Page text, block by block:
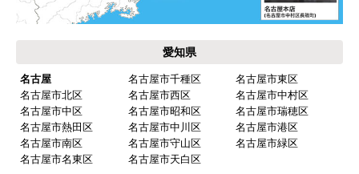
愛知県
名古屋 名古屋市千種区
名古屋市東区
名古屋市北区
名古屋市西区
名古屋市中村区
名古屋市中区
名古屋市昭和区
名古屋市瑞穂区
名古屋市熱田区
名古屋市中川区
名古屋市港区
名古屋市南区
名古屋市守山区
名古屋市緑区
名古屋市名東区
名古屋市天白区